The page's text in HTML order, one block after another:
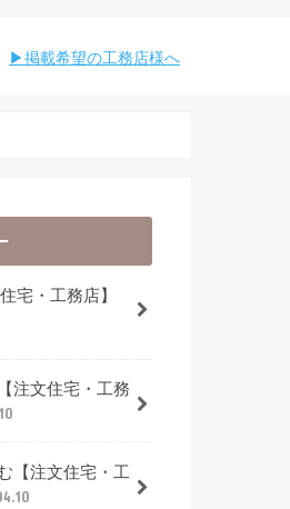
︎︎掲載希望の工務店様へ
宅・工務店】
注文住宅・工務
【注文住宅・工